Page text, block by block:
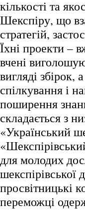
кількості та
Шекспіру, що
стратегій,
Їхні проекти –
вчені
вигляді збірок,
спілкування і
поширення
складається з
«Український
для молодих
шекспірівської
просвітницькі
переможці